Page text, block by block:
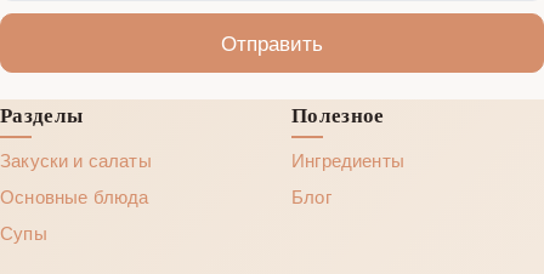
Отправить
Разделы
Закуски и салаты
Основные блюда
Супы
Полезное
Ингредиенты
Блог